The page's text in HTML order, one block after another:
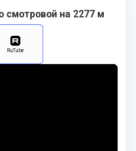
смотровой на 2277 м
RuTube